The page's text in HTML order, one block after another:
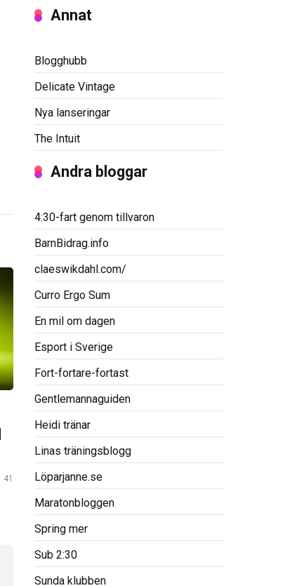
41
Annat
Blogghubb
Delicate Vintage
Nya lanseringar
The Intuit
Andra bloggar
4:30-fart genom tillvaron
BarnBidrag.info
claeswikdahl.com/
Curro Ergo Sum
En mil om dagen
Esport i Sverige
Fort-fortare-fortast
Gentlemannaguiden
Heidi tränar
Linas träningsblogg
Löparjanne.se
Maratonbloggen
Spring mer
Sub 2:30
Sunda klubben